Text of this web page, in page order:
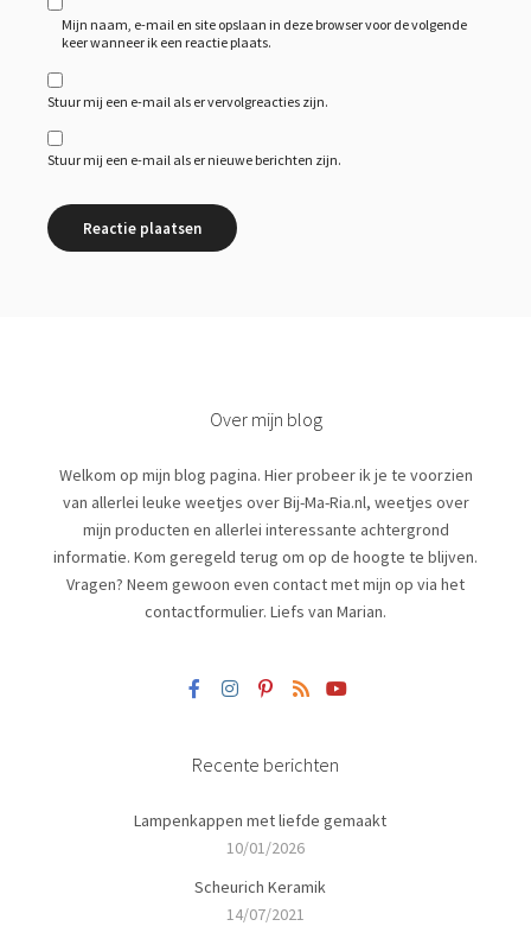
Mijn naam, e-mail en site opslaan in deze browser voor de volgende
keer wanneer ik een reactie plaats.
Stuur mij een e-mail als er vervolgreacties zijn.
Stuur mij een e-mail als er nieuwe berichten zijn.
Over mijn blog
Welkom op mijn blog pagina. Hier probeer ik je te voorzien
van allerlei leuke weetjes over Bij-Ma-Ria.nl, weetjes over
mijn producten en allerlei interessante achtergrond
informatie. Kom geregeld terug om op de hoogte te blijven.
Vragen? Neem gewoon even contact met mijn op via het
contactformulier. Liefs van Marian.
Recente berichten
Lampenkappen met liefde gemaakt
10/01/2026
Scheurich Keramik
14/07/2021